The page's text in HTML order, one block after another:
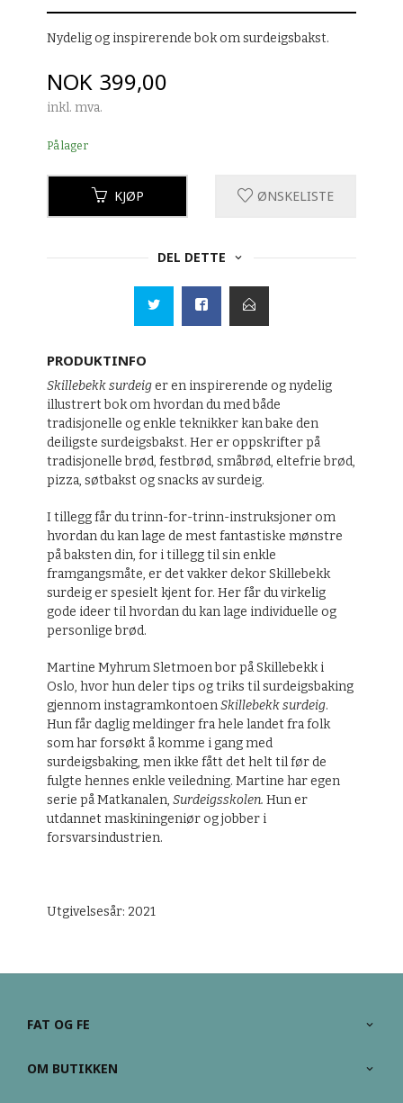
Nydelig og inspirerende bok om surdeigsbakst.
Pris
NOK 399,00
inkl. mva.
På lager
KJØP ØNSKELISTE
DEL DETTE
PRODUKTINFO
Skillebekk surdeiger en inspirerende og nydelig
illustrert bok om hvordan du med både
tradisjonelle og enkle teknikker kan bake den
deiligste surdeigsbakst. Her er oppskrifter på
tradisjonelle brød, festbrød, småbrød, eltefrie brød,
pizza, søtbakst og snacks av surdeig.
I tillegg får du trinn-for-trinn-instruksjoner om
hvordan du kan lage de mest fantastiske mønstre
på baksten din, for i tillegg til sin enkle
framgangsmåte, er det vakker dekor Skillebekk
surdeig er spesielt kjent for. Her får du virkelig
gode ideer til hvordan du kan lage individuelle og
personlige brød.
Martine Myhrum Sletmoen bor på Skillebekk i
Oslo, hvor hun deler tips og triks til surdeigsbaking
gjennom instagramkontoenSkillebekk surdeig.
Hun får daglig meldinger fra hele landet fra folk
som har forsøkt å komme i gang med
surdeigsbaking, men ikke fått det helt til før de
fulgte hennes enkle veiledning. Martine har egen
serie på Matkanalen,Surdeigsskolen.Hun er
utdannet maskiningeniør og jobber i
forsvarsindustrien.
Utgivelsesår: 2021
FAT OG FE
OM BUTIKKEN